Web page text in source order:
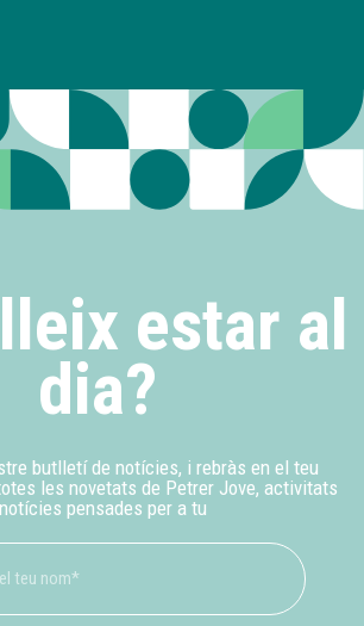
estar al
dia?
butlletí de notícies, i rebràs en el teu
les novetats de Petrer Jove, activitats
pensades per a tu